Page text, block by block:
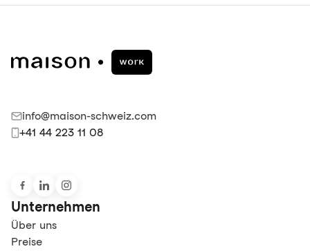
info@maison-schweiz.com
+41 44 223 11 08
Unternehmen
Über uns
Preise